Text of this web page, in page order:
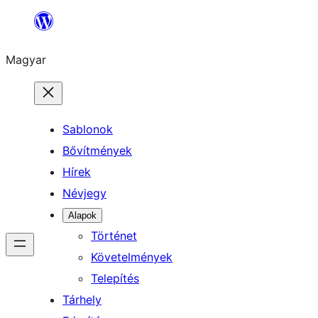
Ugrás
tartalomhoz
Magyar
Sablonok
Bővítmények
Hírek
Névjegy
Alapok
Történet
Követelmények
Telepítés
Tárhely